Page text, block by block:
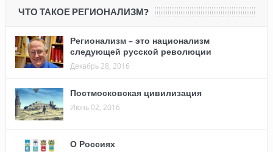
ЧТО ТАКОЕ РЕГИОНАЛИЗМ?
Регионализм – это национализм
следующей русской революции
Декабрь 28, 2016
Постмосковская цивилизация
Июнь 02, 2016
О Россиях